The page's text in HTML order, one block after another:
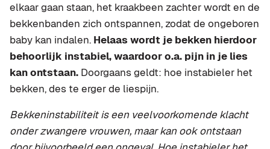
elkaar gaan staan, het kraakbeen zachter wordt en de
bekkenbanden zich ontspannen, zodat de ongeboren
baby kan indalen. Helaas wordt je bekken hierdoor
behoorlijk instabiel, waardoor o.a. pijn in je lies
kan ontstaan. Doorgaans geldt: hoe instabieler het
bekken, des te erger de liespijn.
Bekkeninstabiliteit is een veelvoorkomende klacht
onder zwangere vrouwen, maar kan ook ontstaan